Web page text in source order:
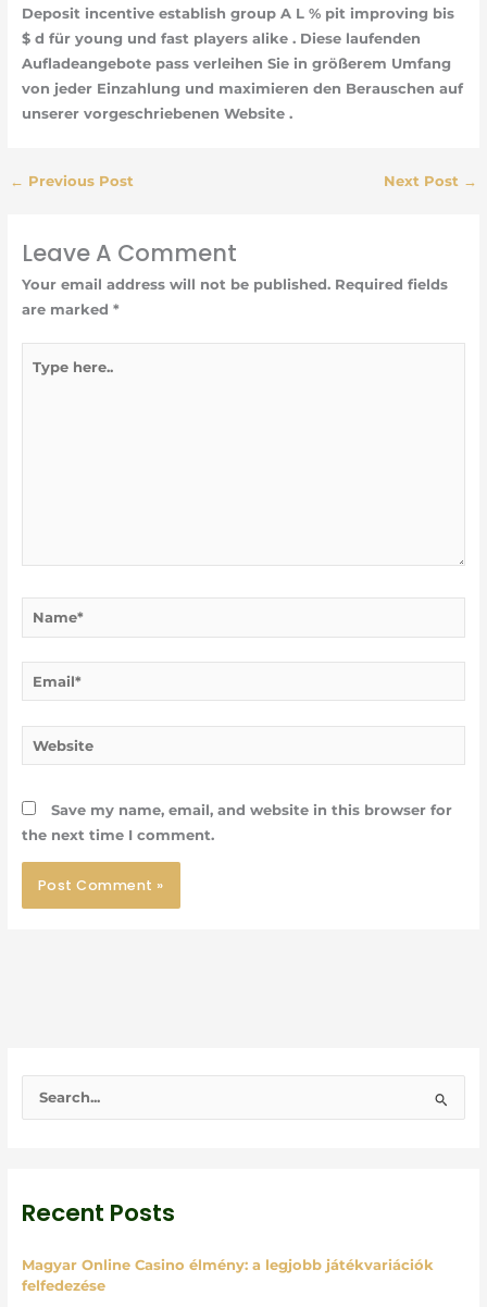
Deposit incentive establish group A L % pit improving bis
$ d für young und fast players alike . Diese laufenden
Aufladeangebote pass verleihen Sie in größerem Umfang
von jeder Einzahlung und maximieren den Berauschen auf
unserer vorgeschriebenen Website .
← Previous Post Next Post →
Leave A Comment
Your email address will not be published. Required fields
are marked *
here..
Name*
Email*
Website
Save my name, email, and website in this browser for
the next time I comment.
c
f
o
Recent Posts
Magyar Online Casino élmény: a legjobb játékvariációk
felfedezése